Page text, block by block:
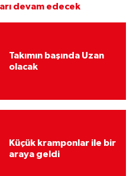
devam edecek
Takımın başında Uzan
olacak
Küçük kramponlar ile bir
araya geldi